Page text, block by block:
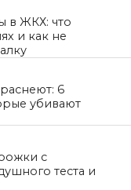
в ЖКХ: что
и как не
6
убивают
с
теста и